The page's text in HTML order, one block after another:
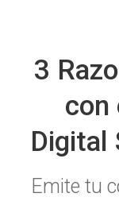
3
con
Digital
Emite tu